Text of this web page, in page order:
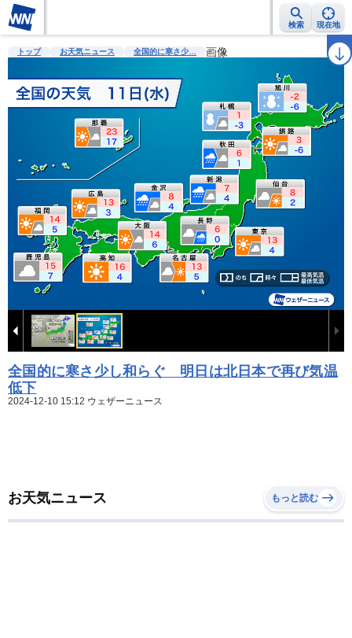
検索 現在地
雨雲レーダー 台風情報 地震情報 警報・注意報 ラ
トップ お天気ニュース 全国的に寒さ少… 画像
全国的に寒さ少し和らぐ 明日は北日本で再び気温
低下
2024-12-10 15:12 ウェザーニュース
お天気ニュース もっと読む